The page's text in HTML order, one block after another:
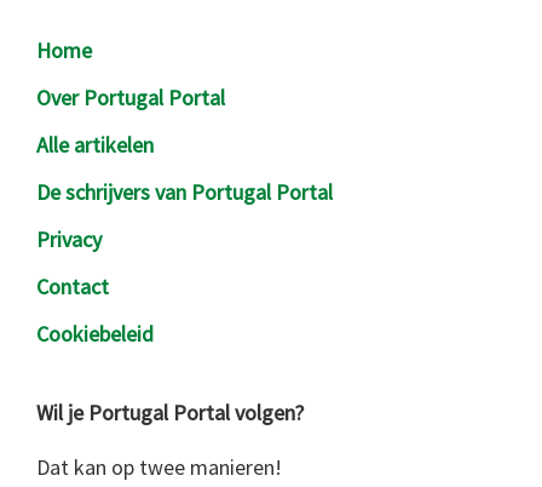
Footer
Home
Over Portugal Portal
Alle artikelen
De schrijvers van Portugal Portal
Privacy
Contact
Cookiebeleid
Wil je Portugal Portal volgen?
Dat kan op twee manieren!